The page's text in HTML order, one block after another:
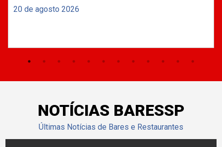
20 de agosto 2026
NOTÍCIAS BARESSP
Últimas Notícias de Bares e Restaurantes